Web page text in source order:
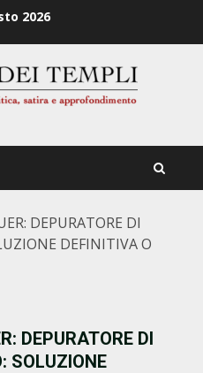
2026
DEPURATORE DI
DEFINITIVA O
DEPURATORE DI
SOLUZIONE